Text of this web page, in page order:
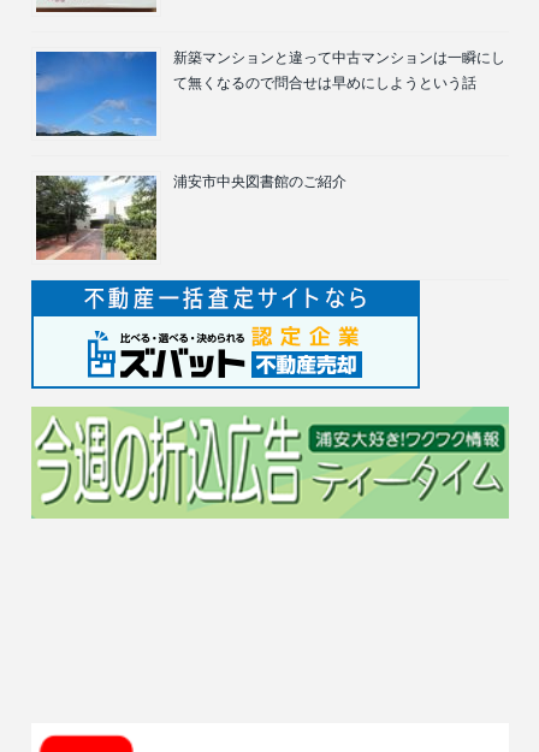
新築マンションと違って中古マンションは一瞬にし
て無くなるので問合せは早めにしようという話
浦安市中央図書館のご紹介